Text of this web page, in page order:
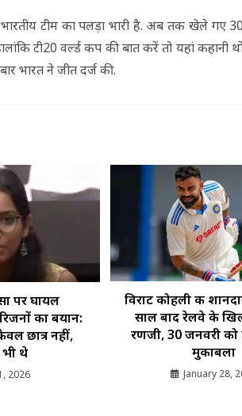
टीम का पलड़ा भारी है. अब तक खेले गए
टी20 वर्ल्ड कप की बात करें तो यहां कहानी
भारत ने जीत दर्ज की.
पर घायल
का बयान:
छात्र नहीं,
भी थे
2026
विराट कोहली की
साल बाद रेलवे के
रणजी, 30 जनवरी को
मुकाबला
January 28,